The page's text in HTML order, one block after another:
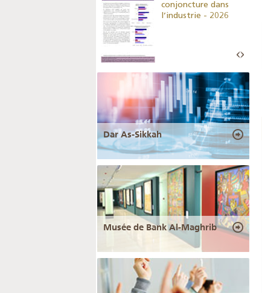
conjoncture dans
l’industrie - 2026
Dar As-Sikkah
Musée de Bank Al-Maghrib